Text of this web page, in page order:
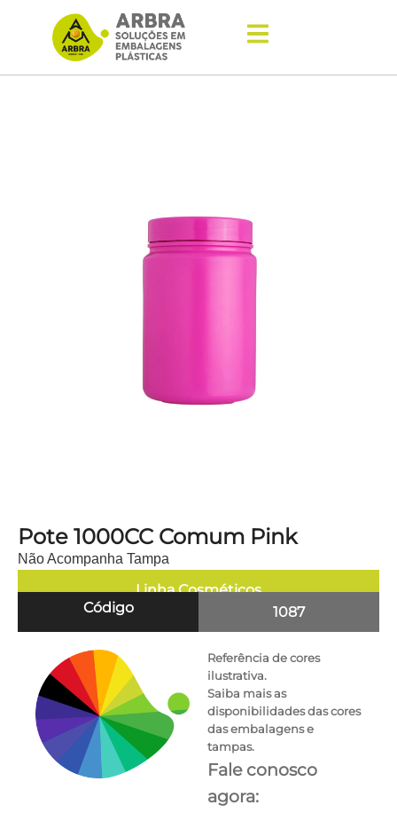
Pote 1000CC Comum Pink
Não Acompanha Tampa
Linha Cosméticos
Código
1087
Referência de cores
ilustrativa.
Saiba mais as
disponibilidades das cores
das embalagens e
tampas.
Fale conosco
agora: